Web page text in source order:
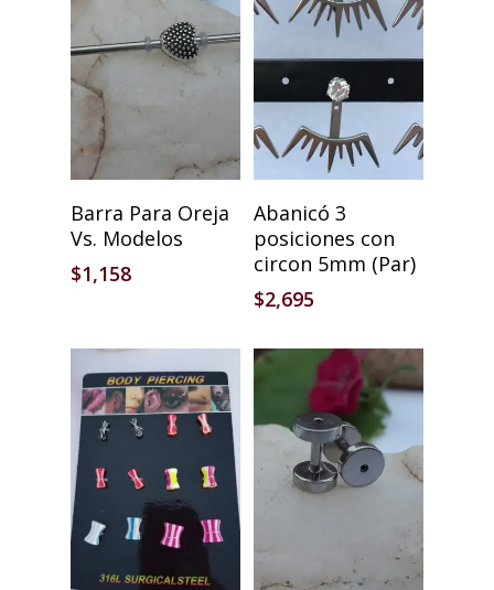
Barra Para Oreja
Vs. Modelos
$1,158
Añadir Al Carrito
Abanicó 3
posiciones con
circon 5mm (Par)
$2,695